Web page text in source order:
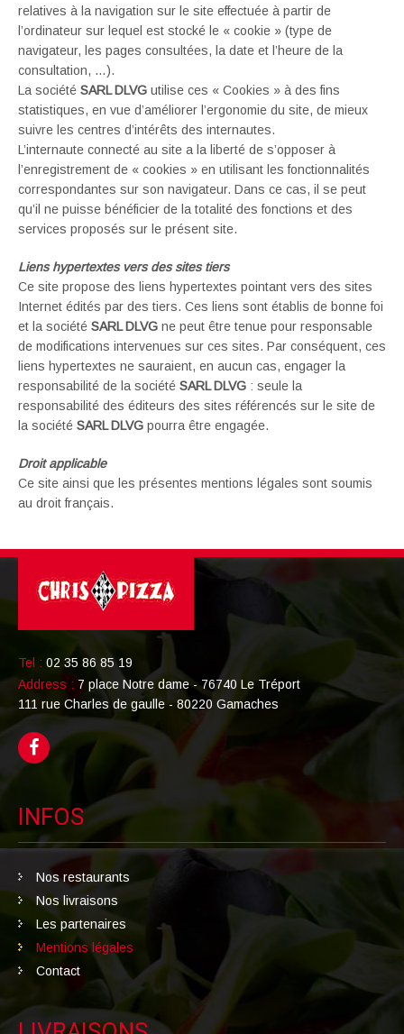
relatives à la navigation sur le site effectuée à partir de
l’ordinateur sur lequel est stocké le « cookie » (type de
navigateur, les pages consultées, la date et l’heure de la
consultation, …).
La société SARL DLVG utilise ces « Cookies » à des fins
statistiques, en vue d’améliorer l’ergonomie du site, de mieux
suivre les centres d’intérêts des internautes.
L’internaute connecté au site a la liberté de s’opposer à
l’enregistrement de « cookies » en utilisant les fonctionnalités
correspondantes sur son navigateur. Dans ce cas, il se peut
qu’il ne puisse bénéficier de la totalité des fonctions et des
services proposés sur le présent site.
Liens hypertextes vers des sites tiers
Ce site propose des liens hypertextes pointant vers des sites
Internet édités par des tiers. Ces liens sont établis de bonne foi
et la société SARL DLVG ne peut être tenue pour responsable
de modifications intervenues sur ces sites. Par conséquent, ces
liens hypertextes ne sauraient, en aucun cas, engager la
responsabilité de la société SARL DLVG : seule la
responsabilité des éditeurs des sites référencés sur le site de
la société SARL DLVG pourra être engagée.
Droit applicable
Ce site ainsi que les présentes mentions légales sont soumis
au droit français.
Tel : 02 35 86 85 19
Address : 7 place Notre dame - 76740 Le Tréport
111 rue Charles de gaulle - 80220 Gamaches
INFOS
Nos restaurants
Nos livraisons
Les partenaires
Mentions légales
Contact